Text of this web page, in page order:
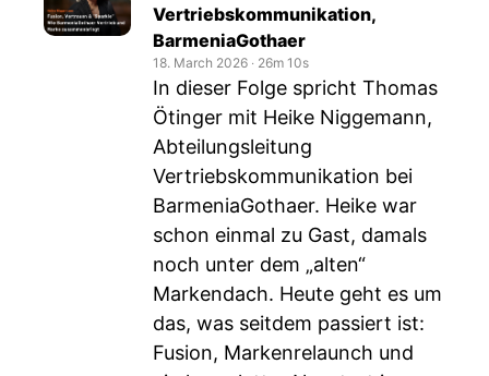
Vertriebskommunikation,
BarmeniaGothaer
18. March 2026 ‧ 26m 10s
In dieser Folge spricht Thomas
Ötinger mit Heike Niggemann,
Abteilungsleitung
Vertriebskommunikation bei
BarmeniaGothaer. Heike war
schon einmal zu Gast, damals
noch unter dem „alten“
Markendach. Heute geht es um
das, was seitdem passiert ist:
Fusion, Markenrelaunch und